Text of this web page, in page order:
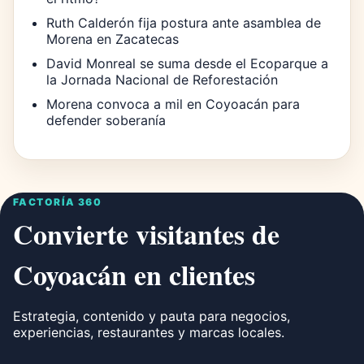
Ruth Calderón fija postura ante asamblea de
Morena en Zacatecas
David Monreal se suma desde el Ecoparque a
la Jornada Nacional de Reforestación
Morena convoca a mil en Coyoacán para
defender soberanía
FACTORÍA 360
Convierte visitantes de
Coyoacán en clientes
Estrategia, contenido y pauta para negocios,
experiencias, restaurantes y marcas locales.